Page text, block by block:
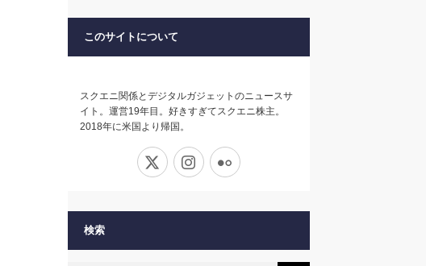
このサイトについて
スクエニ関係とデジタルガジェットのニュースサ
イト。運営19年目。好きすぎてスクエニ株主。
2018年に米国より帰国。
Instagram
検索